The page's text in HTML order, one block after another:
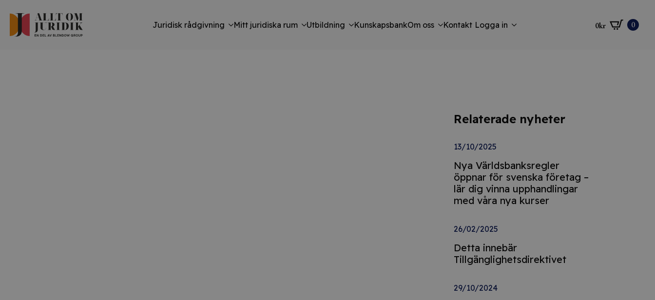
Juridisk rådgivning Mitt juridiska rum Utbildning KunskapsbankOm oss Kontakt Logga in 0kr 0
Relaterade nyheter
13/10/2025
Nya Världsbanksregler
öppnar för svenska företag –
lär dig vinna upphandlingar
med våra nya kurser
26/02/2025
Detta innebär
Tillgänglighetsdirektivet
29/10/2024